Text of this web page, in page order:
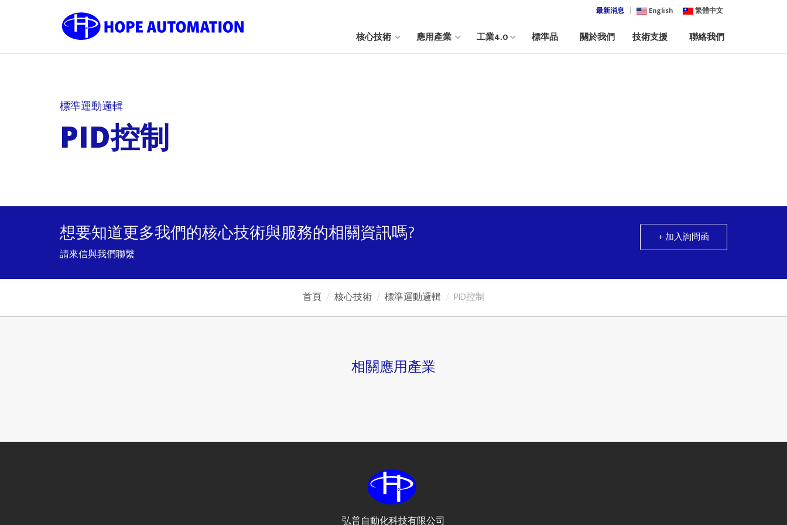
最新消息 English 繁體中文
核心技術 應用產業 工業4.0 標準品 關於我們 技術支援 聯絡我們
標準運動邏輯
PID控制
想要知道更多我們的核心技術與服務的相關資訊嗎?
請來信與我們聯繫
+ 加入詢問函
首頁 核心技術 標準運動邏輯 PID控制
相關應用產業
弘普自動化科技有限公司